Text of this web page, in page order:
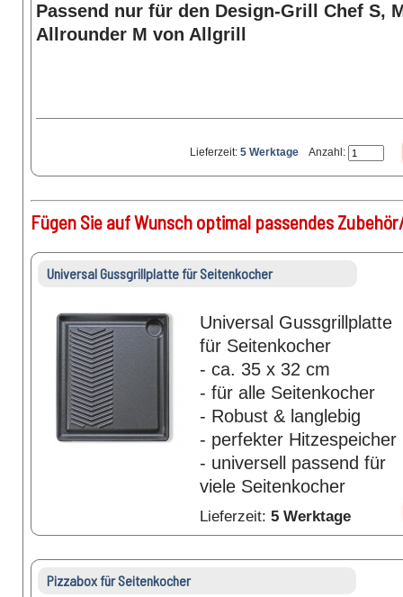
Passend nur für den Design-Grill Chef S,
Allrounder M von Allgrill
Lieferzeit: 5 Werktage Anzahl:
Fügen Sie auf Wunsch optimal passendes
Universal Gussgrillplatte für Seitenkocher
Universal Gussgrillplatte
für Seitenkocher
- ca. 35 x 32 cm
- für alle Seitenkocher
- Robust & langlebig
- perfekter Hitzespeicher
- universell passend für
viele Seitenkocher
Lieferzeit: 5 Werktage
Pizzabox für Seitenkocher